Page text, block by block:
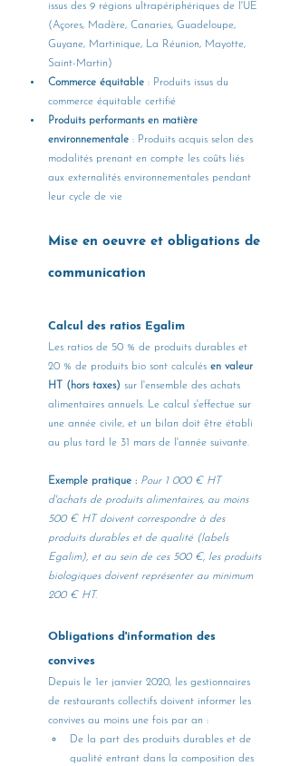
issus des 9 régions ultrapériphériques de l'UE
(Açores, Madère, Canaries, Guadeloupe,
Guyane, Martinique, La Réunion, Mayotte,
Saint-Martin)
Commerce équitable : Produits issus du
commerce équitable certifié
Produits performants en matière
environnementale : Produits acquis selon des
modalités prenant en compte les coûts liés
aux externalités environnementales pendant
leur cycle de vie
Mise en oeuvre et obligations de
communication
Calcul des ratios Egalim
Les ratios de 50 % de produits durables et
20 % de produits bio sont calculés en valeur
HT (hors taxes) sur l'ensemble des achats
alimentaires annuels. Le calcul s'effectue sur
une année civile, et un bilan doit être établi
au plus tard le 31 mars de l'année suivante.
Exemple pratique : Pour 1 000 € HT
d'achats de produits alimentaires, au moins
500 € HT doivent correspondre à des
produits durables et de qualité (labels
Egalim), et au sein de ces 500 €, les produits
biologiques doivent représenter au minimum
200 € HT.
Obligations d'information des
convives
Depuis le 1er janvier 2020, les gestionnaires
de restaurants collectifs doivent informer les
convives au moins une fois par an :
De la part des produits durables et de
qualité entrant dans la composition des